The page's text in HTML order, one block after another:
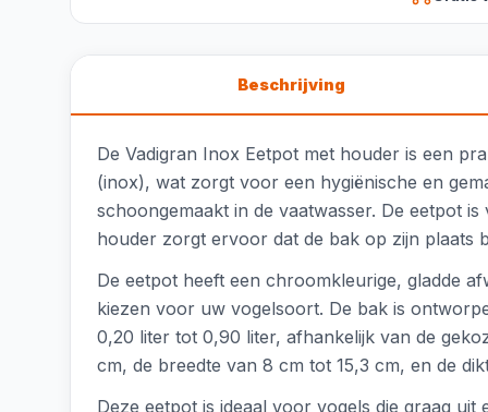
Beschrijving
De Vadigran Inox Eetpot met houder is een
(inox), wat zorgt voor een hygiënische en
schoongemaakt in de vaatwasser. De eetpot
houder zorgt ervoor dat de bak op zijn plaats
De eetpot heeft een chroomkleurige, gladde
kiezen voor uw vogelsoort. De bak is
0,20 liter tot 0,90 liter, afhankelijk van de
cm, de breedte van 8 cm tot 15,3 cm, en de
Deze eetpot is ideaal voor vogels die graag